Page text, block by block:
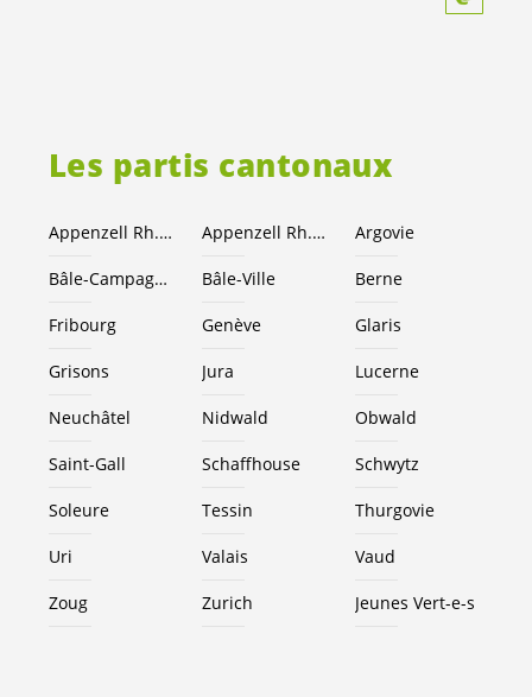
Les partis cantonaux
Appenzell Rh.-Ext. Appenzell Rh.-I. Argovie
Bâle-Campagne Bâle-Ville Berne
Fribourg Genève Glaris
Grisons Jura Lucerne
Neuchâtel Nidwald Obwald
Saint-Gall Schaffhouse Schwytz
Soleure Tessin Thurgovie
Uri Valais Vaud
Zoug Zurich Jeunes Vert-e-s